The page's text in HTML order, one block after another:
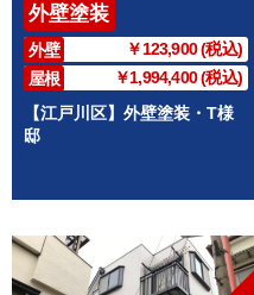
外壁塗装
外壁
￥123,900 (税込)
屋根
￥1,994,400 (税込)
【江戸川区】外壁塗装・T様
邸